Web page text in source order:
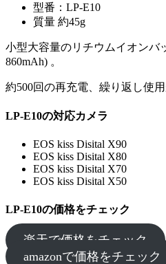
型番：LP-E10
質量 約45g
小型大容量のリチウムイオンバ
860mAh) 。
約500回の再充電、繰り返し使用
LP-E10の対応カメラ
EOS kiss Disital X90
EOS kiss Disital X80
EOS kiss Disital X70
EOS kiss Disital X50
LP-E10の価格をチェック
楽天で価格をチェック
amazonで価格をチェック